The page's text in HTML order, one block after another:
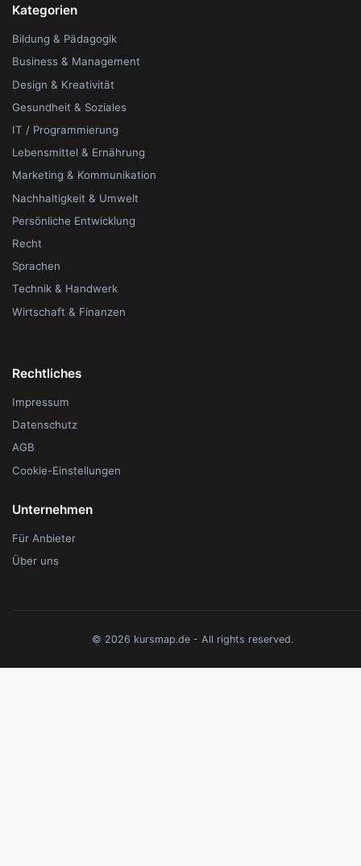
Kategorien
Bildung & Pädagogik
Business & Management
Design & Kreativität
Gesundheit & Soziales
IT / Programmierung
Lebensmittel & Ernährung
Marketing & Kommunikation
Nachhaltigkeit & Umwelt
Persönliche Entwicklung
Recht
Sprachen
Technik & Handwerk
Wirtschaft & Finanzen
Rechtliches
Impressum
Datenschutz
AGB
Cookie-Einstellungen
Unternehmen
Für Anbieter
Über uns
© 2026 kursmap.de - All rights reserved.